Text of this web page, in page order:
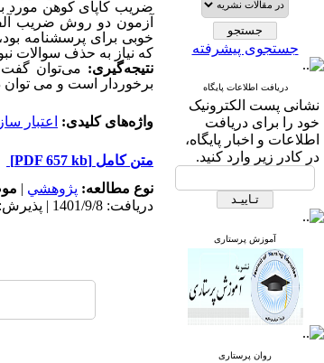
جستجوی پیشرفته
دریافت اطلاعات پایگاه
نشانی پست الکترونیک
خود را برای دریافت
اطلاعات و اخبار پایگاه،
در کادر زیر وارد کنید.
آموزش پرستاری
روان پرستاری
خوبی برای پرسشنامه
که نیاز به حذف سوالات
نتیجه‌گیری: می‌توان گفت
برخوردار است و می توان
واژه‌های کلیدی: اعتبار
متن کامل [PDF 657 kb]
نوع مطالعه: پژوهشي |
دریافت: 1401/9/8 | پذیرش: 1403/6/13 | انتشار: 1403/7/10